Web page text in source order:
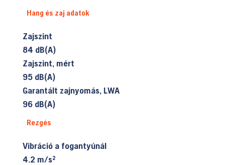
Hang és zaj adatok
Zajszint
84 dB(A)
Zajszint, mért
95 dB(A)
Garantált zajnyomás, LWA
96 dB(A)
Rezgés
Vibráció a fogantyúnál
4.2 m/s²